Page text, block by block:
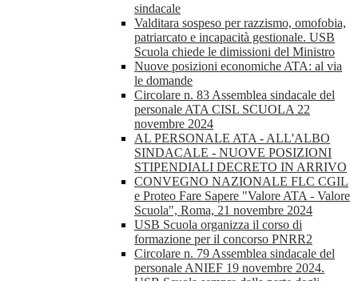
sindacale
Valditara sospeso per razzismo, omofobia,
patriarcato e incapacità gestionale. USB
Scuola chiede le dimissioni del Ministro
Nuove posizioni economiche ATA: al via
le domande
Circolare n. 83 Assemblea sindacale del
personale ATA CISL SCUOLA 22
novembre 2024
AL PERSONALE ATA - ALL'ALBO
SINDACALE - NUOVE POSIZIONI
STIPENDIALI DECRETO IN ARRIVO
CONVEGNO NAZIONALE FLC CGIL
e Proteo Fare Sapere "Valore ATA - Valore
Scuola", Roma, 21 novembre 2024
USB Scuola organizza il corso di
formazione per il concorso PNRR2
Circolare n. 79 Assemblea sindacale del
personale ANIEF 19 novembre 2024.